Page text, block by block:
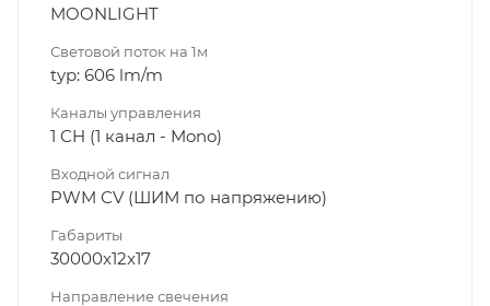
MOONLIGHT
Световой поток на 1м
typ: 606 lm/m
Каналы управления
1 CH (1 канал - Mono)
Входной сигнал
PWM СV (ШИМ по напряжению)
Габариты
30000x12x17
Направление свечения